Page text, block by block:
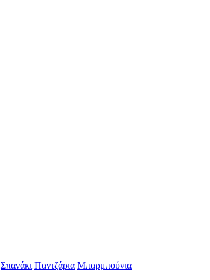
Σπανάκι Παντζάρια Μπαρμπούνια